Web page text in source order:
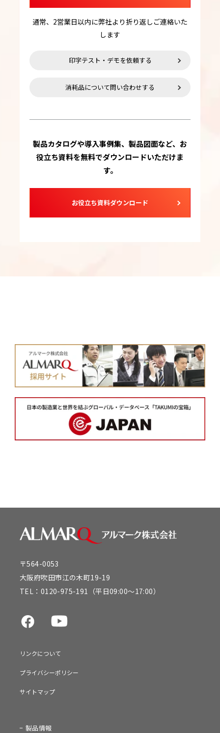
通常、2営業日以内に弊社より折り返しご連絡いた
します
印字テスト・デモを依頼する
消耗品について問い合わせする
製品カタログや導入事例集、製品図面など、お
役立ち資料を無料でダウンロードいただけま
す。
お役立ち資料ダウンロード
〒564-0053
大阪府吹田市江の木町19-19
TEL： 0120-975-191 （平日09:00～17:00）
リンクについて
プライバシーポリシー
サイトマップ
製品情報